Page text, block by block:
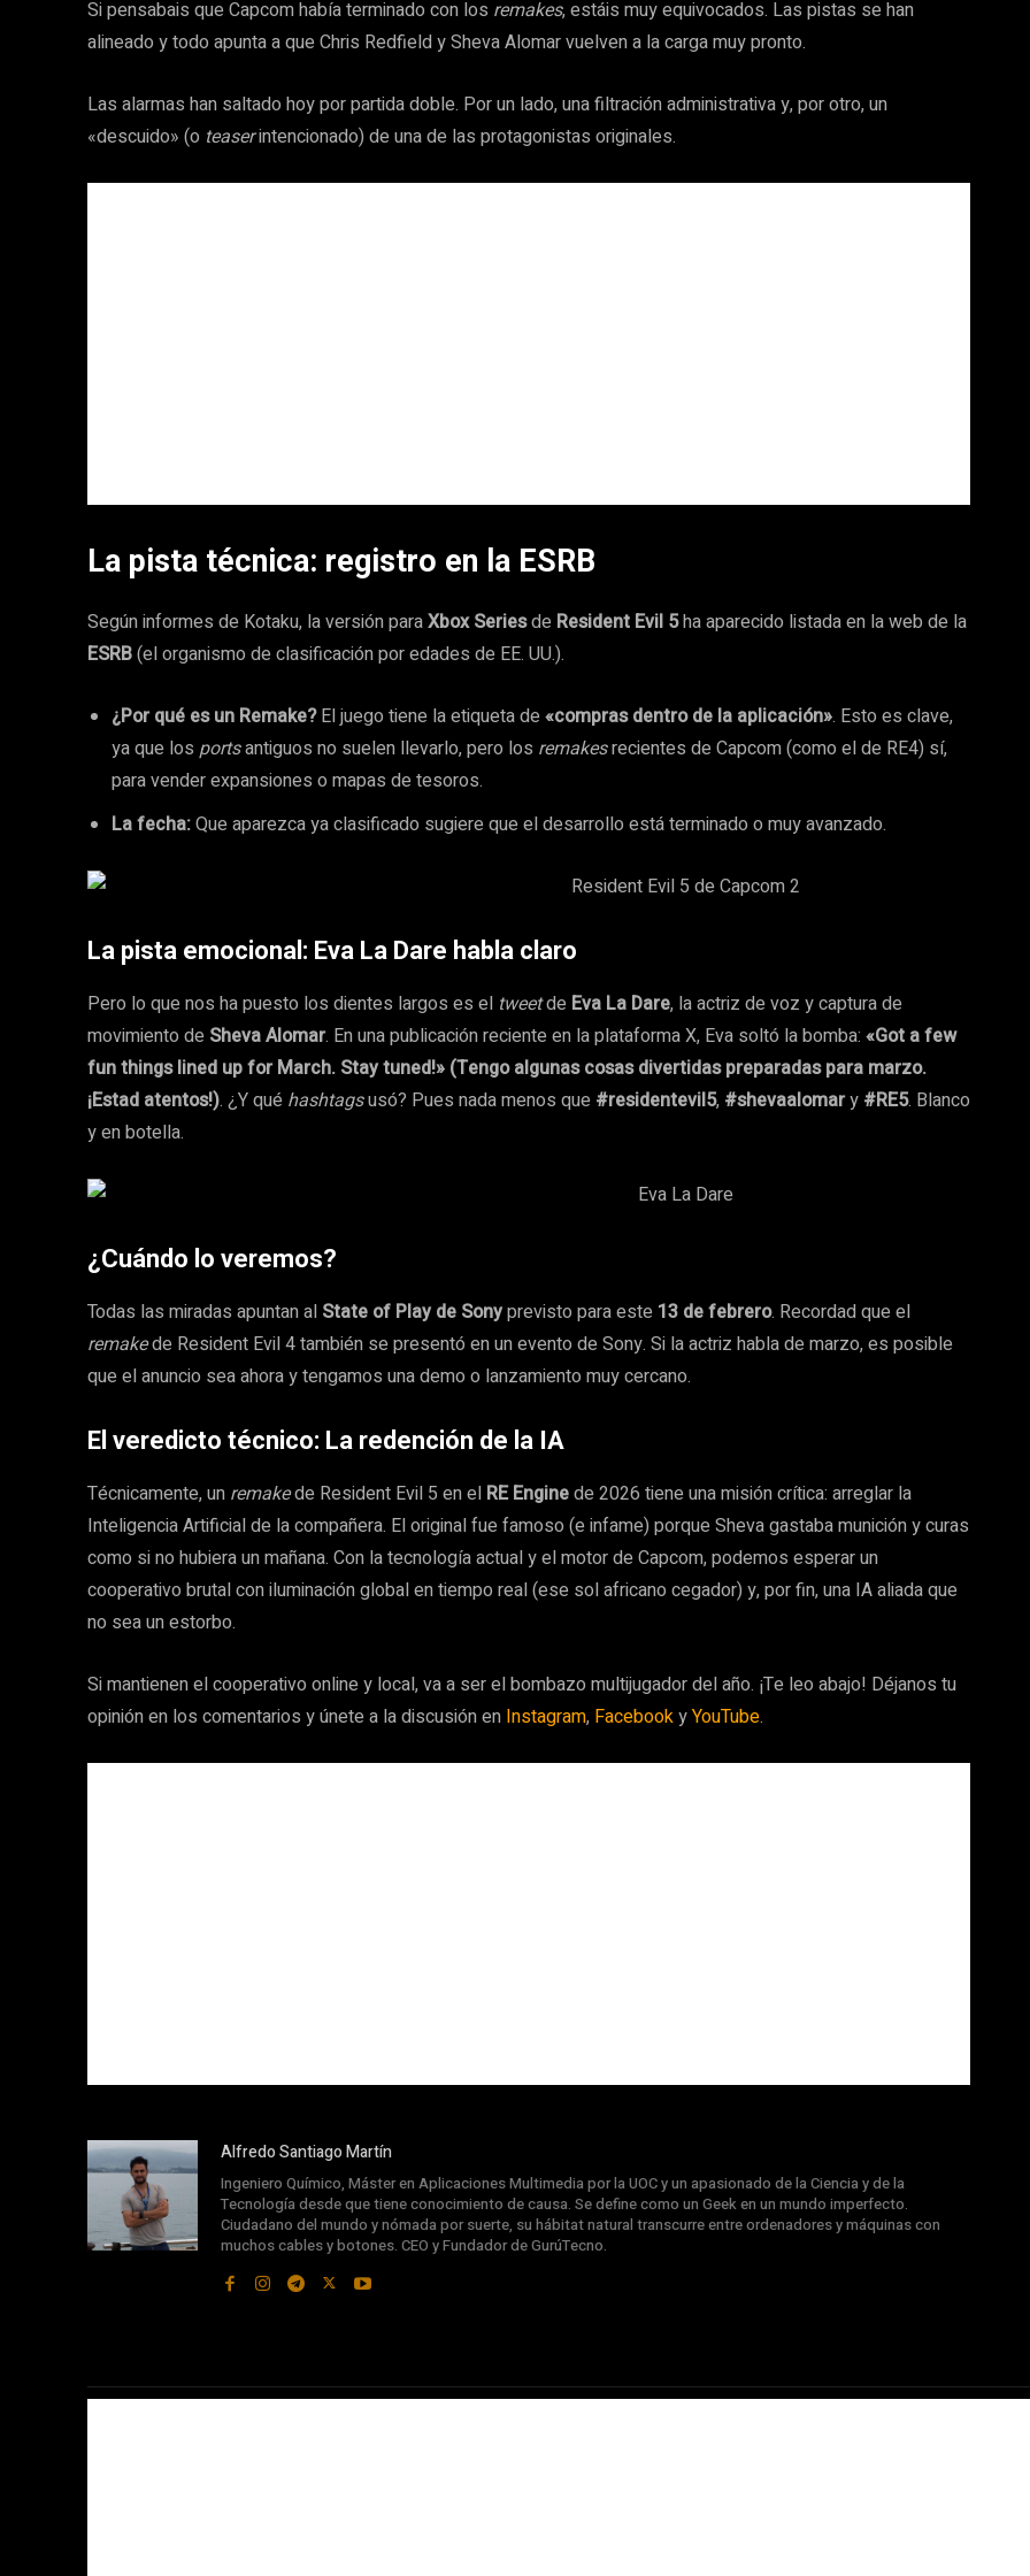
Si pensabais que Capcom había terminado con los remakes, estáis muy equivocados. Las pistas se han
alineado y todo apunta a que Chris Redfield y Sheva Alomar vuelven a la carga muy pronto.
Las alarmas han saltado hoy por partida doble. Por un lado, una filtración administrativa y, por otro, un
«descuido» (o teaserintencionado) de una de las protagonistas originales.
La pista técnica: registro en la ESRB
Según informes de Kotaku, la versión paraXbox Seriesde Resident Evil 5ha aparecido listada en la web de la
ESRB(el organismo de clasificación por edades de EE. UU.).
¿Por qué es un Remake?El juego tiene la etiqueta de «compras dentro de la aplicación». Esto es clave,
ya que los portsantiguos no suelen llevarlo, pero los remakesrecientes de Capcom (como el de RE4) sí,
para vender expansiones o mapas de tesoros.
La fecha:Que aparezca ya clasificado sugiere que el desarrollo está terminado o muy avanzado.
La pista emocional: Eva La Dare habla claro
Pero lo que nos ha puesto los dientes largos es el tweetde Eva La Dare, la actriz de voz y captura de
movimiento de Sheva Alomar. En una publicación reciente en la plataforma X, Eva soltó la bomba: «Got a few
fun things lined up for March. Stay tuned!» (Tengo algunas cosas divertidas preparadas para marzo.
¡Estad atentos!). ¿Y qué hashtagsusó? Pues nada menos que #residentevil5, #shevaalomary #RE5. Blanco
y en botella.
¿Cuándo lo veremos?
Todas las miradas apuntan al State of Play de Sonyprevisto para este 13 de febrero. Recordad que el
remakede Resident Evil 4 también se presentó en un evento de Sony. Si la actriz habla de marzo, es posible
que el anuncio sea ahora y tengamos una demo o lanzamiento muy cercano.
El veredicto técnico: La redención de la IA
Técnicamente, un remakede Resident Evil 5 en el RE Enginede 2026 tiene una misión crítica: arreglar la
Inteligencia Artificial de la compañera. El original fue famoso (e infame) porque Sheva gastaba munición y curas
como si no hubiera un mañana. Con la tecnología actual y el motor de Capcom, podemos esperar un
cooperativo brutal con iluminación global en tiempo real (ese sol africano cegador) y, por fin, una IA aliada que
no sea un estorbo.
Si mantienen el cooperativo online y local, va a ser el bombazo multijugador del año. ¡Te leo abajo! Déjanos tu
opinión en los comentarios y únete a la discusión en Instagram, FacebookyYouTube.
Alfredo Santiago Martín
Ingeniero Químico, Máster en Aplicaciones Multimedia por la UOC y un apasionado de la Ciencia y de la
Tecnología desde que tiene conocimiento de causa. Se define como un Geek en un mundo imperfecto.
Ciudadano del mundo y nómada por suerte, su hábitat natural transcurre entre ordenadores y máquinas con
muchos cables y botones. CEO y Fundador de GurúTecno.